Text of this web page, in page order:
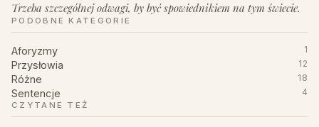
Trzeba szczególnej odwagi, by być spowiednikiem na tym świecie.
PODOBNE KATEGORIE
Aforyzmy 1
Przysłowia 12
Różne 18
Sentencje
4
CZYTANE TEŻ